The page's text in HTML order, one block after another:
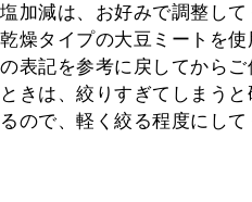
塩加減は、お好みで調整して
乾燥タイプの大豆ミートを
の表記を参考に戻してから
ときは、絞りすぎてしまう
るので、軽く絞る程度にして